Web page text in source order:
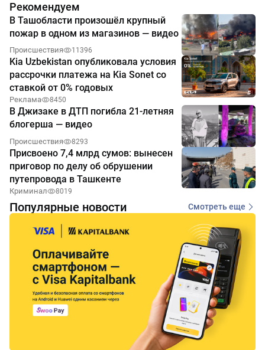
Рекомендуем
В Ташобласти произошёл крупный
пожар в одном из магазинов — видео
Происшествия 11396
Kia Uzbekistan опубликовала условия
рассрочки платежа на Kia Sonet со
ставкой от 0% годовых
Реклама 8450
В Джизаке в ДТП погибла 21-летняя
блогерша — видео
Происшествия 8293
Присвоено 7,4 млрд сумов: вынесен
приговор по делу об обрушении
путепровода в Ташкенте
Криминал 8019
Популярные новости Смотреть еще